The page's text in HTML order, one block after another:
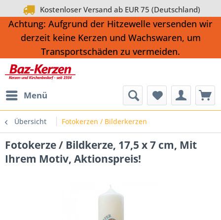
Kostenloser Versand ab EUR 75 (Deutschland)
Achtung: Aufgrund der Hitzewelle versenden wir
derzeit keine Kerzen und Wachswaren, um
Transportschäden zu vermeiden.
Menü
Übersicht Fotokerzen / Bilderkerzen
Fotokerze / Bildkerze, 17,5 x 7 cm, Mit
Ihrem Motiv, Aktionspreis!